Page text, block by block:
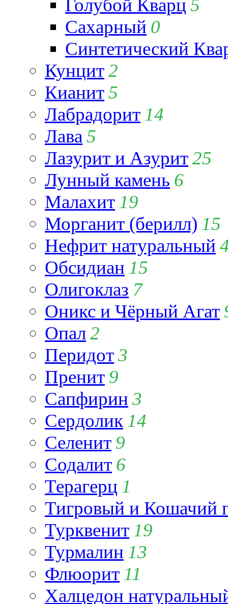
Голубой Кварц 5
Сахарный 0
Синтетический
Кунцит2
Кианит5
Лабрадорит 14
Лава 5
Лазурит и Азурит25
Лунный камень 6
Малахит 19
Морганит (берилл) 15
Нефрит натуральный
Обсидиан 15
Олигоклаз 7
Оникс и Чёрный Агат
Опал2
Перидот3
Пренит 9
Сапфирин 3
Сердолик 14
Селенит 9
Содалит 6
Терагерц 1
Тигровый и Кошачий
Турквенит 19
Турмалин 13
Флюорит 11
Халцедон